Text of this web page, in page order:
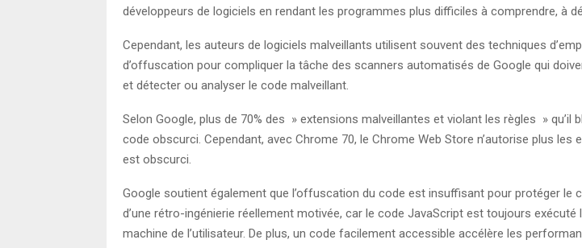
développeurs de logiciels en rendant les programmes plus difficiles à comprendre, à
Cependant, les auteurs de logiciels malveillants utilisent souvent des techniques
d’offuscation pour compliquer la tâche des scanners automatisés de Google qui
et détecter ou analyser le code malveillant.
Selon Google, plus de 70% des » extensions malveillantes et violant les règles » qu’il
code obscurci. Cependant, avec Chrome 70, le Chrome Web Store n’autorise plus les
est obscurci.
Google soutient également que l’offuscation du code est insuffisant pour protéger le
d’une rétro-ingénierie réellement motivée, car le code JavaScript est toujours exécuté
machine de l’utilisateur. De plus, un code facilement accessible accélère les